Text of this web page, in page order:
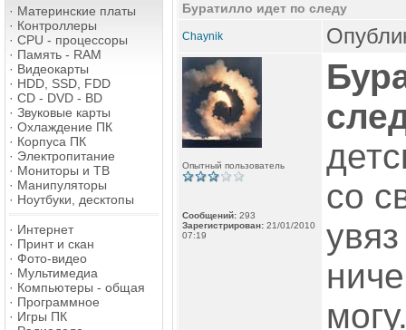
· Материнские платы
· Контроллеры
· CPU - процессоры
· Память - RAM
· Видеокарты
· HDD, SSD, FDD
· CD - DVD - BD
· Звуковые карты
· Охлаждение ПК
· Корпуса ПК
· Электропитание
· Мониторы и ТВ
· Манипуляторы
· Ноутбуки, десктопы
· Интернет
· Принт и скан
· Фото-видео
· Мультимедиа
· Компьютеры - общая
· Программное
· Игры ПК
Буратилло идет по следу
Chaynik
Опытный пользователь
Сообщений: 293
Зарегистрирован: 21/01/2010
07:19
со